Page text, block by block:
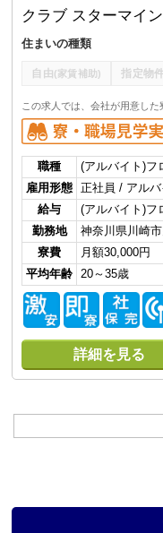
クラブ スターマイ
住まいの種類
自由(家賃補助) 指定物
この求人では、会社が用意した
職種
(アルバイト)フ
雇用形態
正社員 / アルバ
給与
(アルバイト)
勤務地
神奈川県川崎
寮費
月額30,000円
平均年齢
20～35歳
詳細を見る